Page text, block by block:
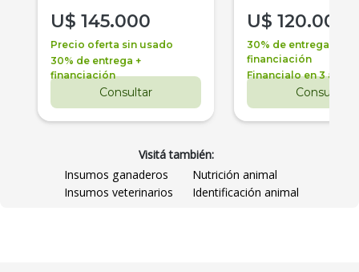
U$ 145.000
Precio oferta sin usado
30% de entrega +
financiación
Consultar
U$ 120.000
30% de entrega +
financiación
Financialo en 3 años
Consultar
Visitá también:
Insumos ganaderos
Nutrición animal
Insumos veterinarios
Identificación animal